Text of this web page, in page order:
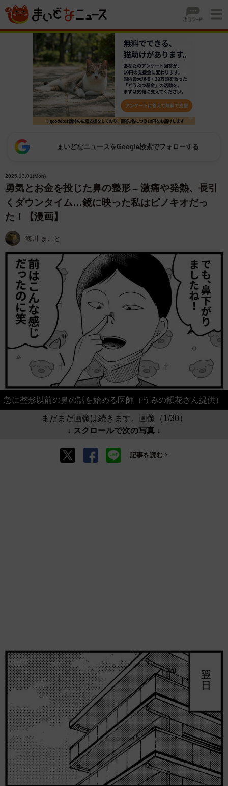
まいどなニュースをGoogle検索でフォローする
2025.12.01(Mon)
勇気とお金を投じた鼻の整形→激痛や発熱、長引
くダウンタイム…鏡に映った私はピノキオだっ
た！【漫画】
海川 まこと
急に整形以前の鼻の話を始める医師（うみの韻花さん提供）
まだまだ画像は続きます。画像（1/30）
↓ スクロールで次の写真 ↓
記事を読む